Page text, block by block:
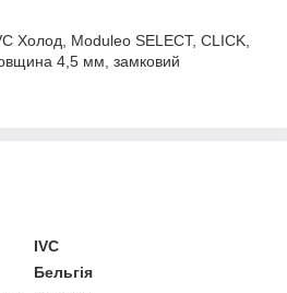
Холод, Moduleo SELECT, CLICK,
4,5 мм, замковий
IVC
Бельгія